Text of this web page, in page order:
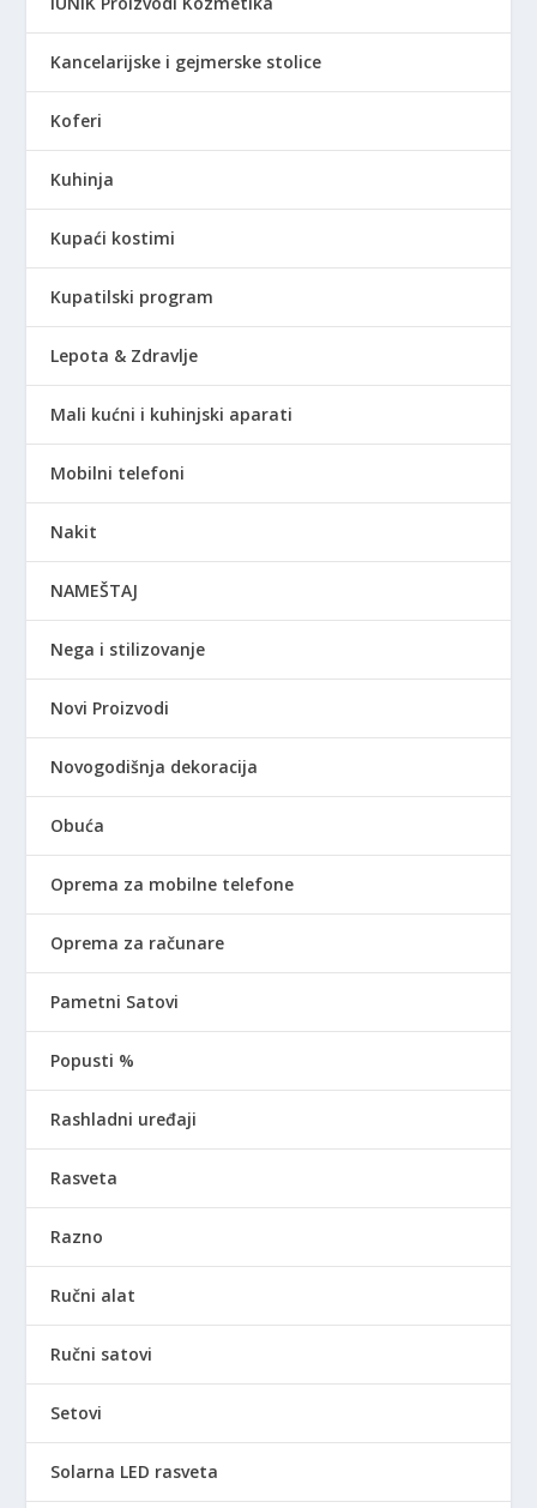
Kancelarijske i gejmerske stolice
Koferi
Kuhinja
Kupaći kostimi
Kupatilski program
Lepota & Zdravlje
Mali kućni i kuhinjski aparati
Mobilni telefoni
Nakit
NAMEŠTAJ
Nega i stilizovanje
Novi Proizvodi
Novogodišnja dekoracija
Obuća
Oprema za mobilne telefone
Oprema za računare
Pametni Satovi
Popusti %
Rashladni uređaji
Rasveta
Razno
Ručni alat
Ručni satovi
Setovi
Solarna LED rasveta